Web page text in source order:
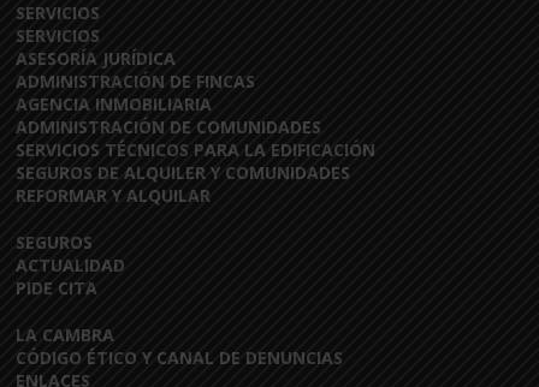
SERVICIOS
SERVICIOS
ASESORÍA JURÍDICA
ADMINISTRACIÓN DE FINCAS
AGENCIA INMOBILIARIA
ADMINISTRACIÓN DE COMUNIDADES
SERVICIOS TÉCNICOS PARA LA EDIFICACIÓN
SEGUROS DE ALQUILER Y COMUNIDADES
REFORMAR Y ALQUILAR
SEGUROS
ACTUALIDAD
PIDE CITA
LA CAMBRA
CÓDIGO ÉTICO Y CANAL DE DENUNCIAS
ENLACES